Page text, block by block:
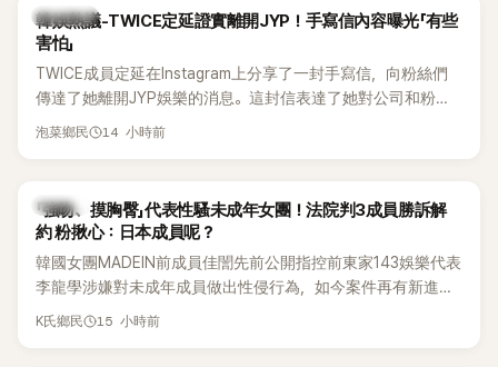
熱議討論
韓娛熱議-TWICE定延證實離開JYP！手寫信內容曝光「有些
害怕」
TWICE成員定延在Instagram上分享了一封手寫信，向粉絲們
傳達了她離開JYP娛樂的消息。這封信表達了她對公司和粉絲
的感謝，並展望了未來的發展。
泡菜鄉民 14 小時前
K-POP
「強吻、摸胸臀」代表性騷未成年女團！法院判3成員勝訴解
約 粉揪心：日本成員呢？
韓國女團MADEIN前成員佳誾先前公開指控前東家143娛樂代表
李龍學涉嫌對未成年成員做出性侵行為，如今案件再有新進
展！法院日前判決另外2名MADEIN成員勝訴，認定她們與143
K氏鄉民 15 小時前